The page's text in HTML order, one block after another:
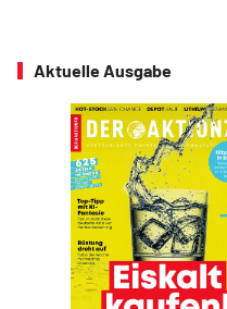
Aktuelle Ausgabe